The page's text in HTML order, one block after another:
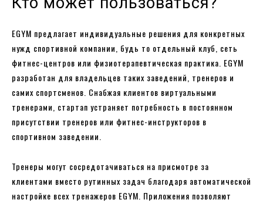
EGYM предлагает индивидуальные решения для конкретных
нужд спортивной компании, будь то отдельный клуб, сеть
фитнес-центров или физиотерапевтическая практика. EGYM
разработан для владельцев таких заведений, тренеров и
самих спортсменов. Снабжая клиентов виртуальными
тренерами, стартап устраняет потребность в постоянном
присутствии тренеров или фитнес-инструкторов в
спортивном заведении.
Тренеры могут сосредотачиваться на присмотре за
клиентами вместо рутинных задач благодаря автоматической
настройке всех тренажеров EGYM. Приложения позволяют